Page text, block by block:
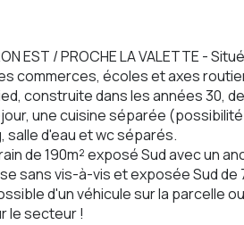
EST / PROCHE LA VALETTE -
commerces, écoles et axes
construite dans les années 30,
une cuisine séparée
salle d'eau et wc séparés.
de 190m² exposé Sud avec un
sans vis-à-vis et exposée Sud de
d'un véhicule sur la parcelle
le secteur !